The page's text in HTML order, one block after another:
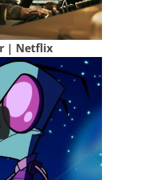
| Netflix